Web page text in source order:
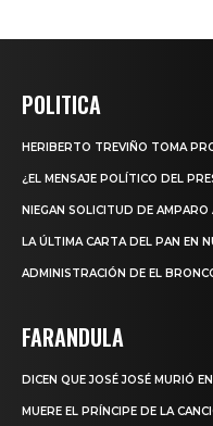
POLITICA
HERIBERTO TREVIÑO TOMA
¿EL MENSAJE POLÍTICO DEL
NIEGAN SOLICITUD DE
LA ÚLTIMA CARTA DEL PAN EN
ADMINISTRACIÓN DE EL
FARANDULA
DICEN QUE JOSÉ JOSÉ MURIÓ
MUERE EL PRÍNCIPE DE LA